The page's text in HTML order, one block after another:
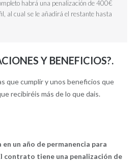
habrá una penalización de 400€
al cual se le añadirá el restante hasta
Y BENEFICIOS?.
que cumplir y unos beneficios que
recibiréis más de lo que dais.
un año de permanencia para
contrato tiene una penalización de